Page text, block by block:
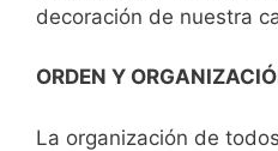
decoración de nuestra
ORDEN Y
La organización de